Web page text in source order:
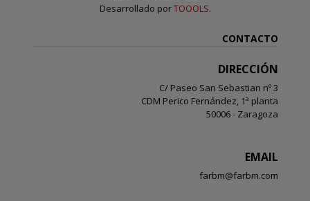
Desarrollado porTOOOLS.
CONTACTO
DIRECCIÓN
C/ Paseo San Sebastian nº 3
CDM Perico Fernández, 1ª planta
50006 - Zaragoza
EMAIL
farbm@farbm.com